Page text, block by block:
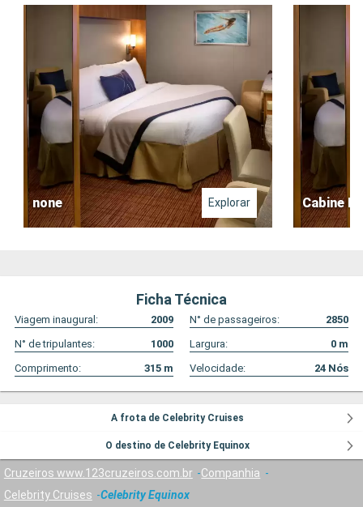
none Explorar Cabine
Ficha Técnica
Viagem inaugural: 2009 N° de passageiros:
2850
N° de tripulantes:
1000 Largura: 0 m
Comprimento:
315 m Velocidade: 24 Nós
A frota de Celebrity Cruises
O destino de Celebrity Equinox
Cruzeiros www.123cruzeiros.com.br
Companhia
Celebrity Cruises
Celebrity Equinox